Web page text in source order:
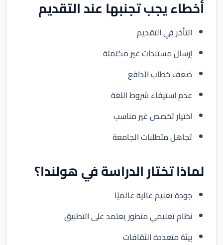
أخطاء يجب تجنبها عند التقديم
التأخر في التقديم
إرسال مستندات غير مكتملة
ضعف خطاب الدافع
عدم استيفاء شروط اللغة
اختيار تخصص غير مناسب
تجاهل متطلبات الجامعة
لماذا تختار الدراسة في هولندا؟
جودة تعليم عالية عالميًا
نظام تعليمي متطور يعتمد على التطبيق
بيئة متعددة الثقافات